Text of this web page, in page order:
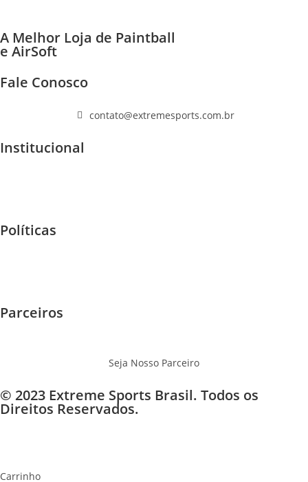
A Melhor Loja de Paintball
e AirSoft
Fale Conosco
contato@extremesports.com.br
Institucional
Políticas
Parceiros
Seja Nosso Parceiro
© 2023 Extreme Sports Brasil. Todos os
Direitos Reservados.
Carrinho